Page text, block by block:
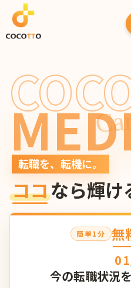
転職を、転機に。
ココなら輝け
簡単1分 無
01
今の転職状況